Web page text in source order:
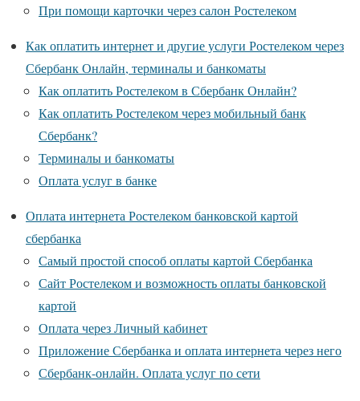
При помощи карточки через салон Ростелеком
Как оплатить интернет и другие услуги Ростелеком через
Сбербанк Онлайн, терминалы и банкоматы
Как оплатить Ростелеком в Сбербанк Онлайн?
Как оплатить Ростелеком через мобильный банк
Сбербанк?
Терминалы и банкоматы
Оплата услуг в банке
Оплата интернета Ростелеком банковской картой
сбербанка
Самый простой способ оплаты картой Сбербанка
Сайт Ростелеком и возможность оплаты банковской
картой
Оплата через Личный кабинет
Приложение Сбербанка и оплата интернета через него
Сбербанк-онлайн. Оплата услуг по сети